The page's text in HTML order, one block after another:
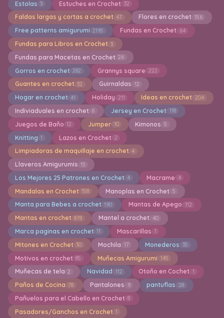
Estolas 3 Estuches en Crochet 32
Faldas largas y cortas a crochet 47 Flores en crochet 156
Free patterns amigurumi 2195 Fundas en Crochet 64
Fundas para Libros en Crochet 3
Fundas para Macetas en Crochet 26
Gorros en crochet 282 Grannys square 222
Guantes en crochet 32 Guirnaldas 12
Hogar en crochet 41 Holiday 211 Ideas en crochet 204
Indiviaduales en crochet 6 Jersey en Crochet 118
Juegos de Baño 12 Jumper 10 Kimonos 5
Knitting 1 Lazos en Crochet 2
Limpiadoras de maquillaje en crochet 4
Llaveros Amigurumis 13
Los Mejores 25 Patrones en Crochet 4 Macrame 4
Mandalas en Crochet 158 Manoplas en Crochet 5
Manta para Bebes a crochet 190 Mantas de Apego 112
Mantas en crochet 878 Mantel a crochet 40
Marca paginas en crochet 11 Mascarillas 1
Mitones en Crochet 30 Mochila 17 Monederos 35
Motivos en crochet 85 Muñecas Amigurumi 145
Muñecas de tela 2 Navidad 112 Otoño en Cochet 1
Paños de Cocina 78 Pantalones 9 pantuflas 28
Pañuelos para el Cabello en Crochet 8
Pasadores/Ganchos en Crochet 1